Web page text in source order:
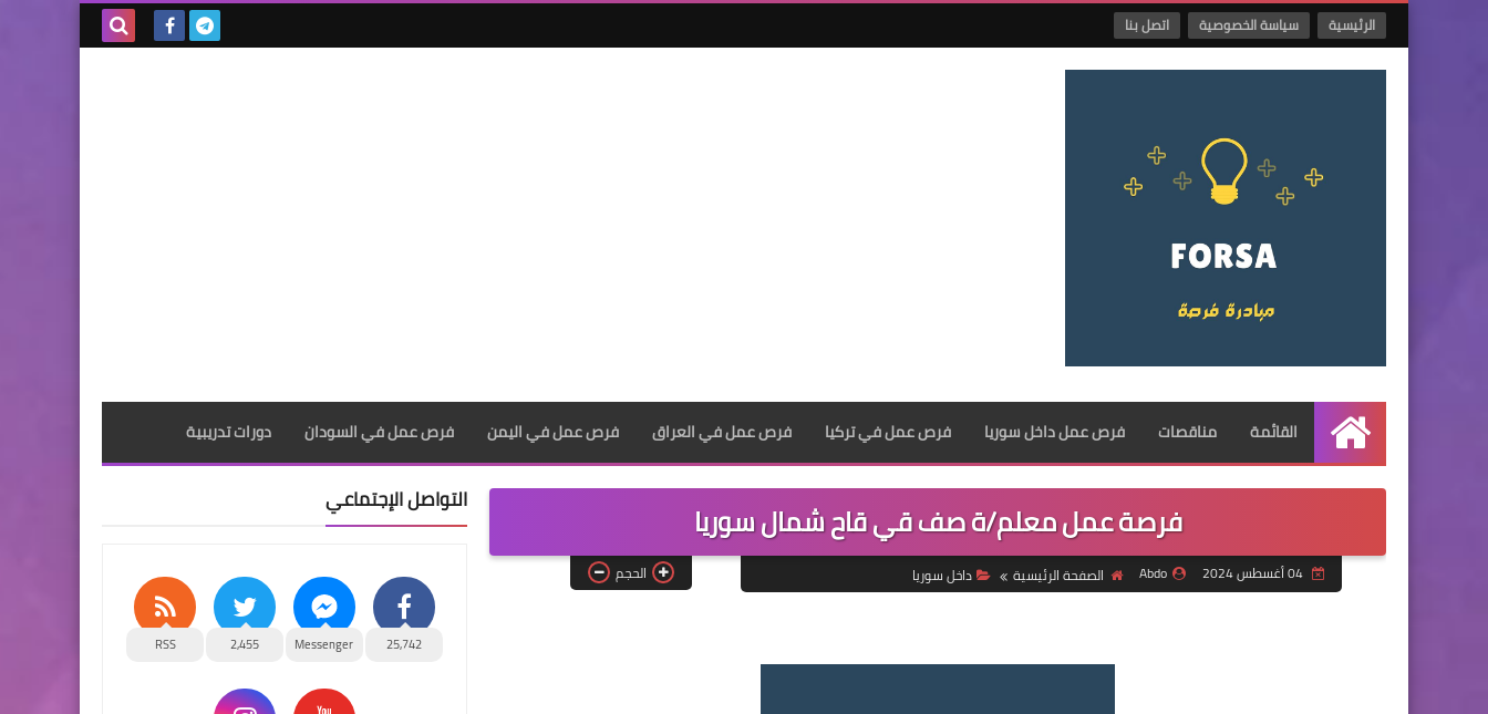
الرئيسية سياسة الخصوصية اتصل بنا
الرئيسية
القائمة مناقصات فرص عمل داخل سوريا فرص عمل في تركيا فرص عمل في العراق فرص عمل في اليمن فرص عمل في السودان دورات تدريبية
فرصة عمل معلم/ة صف قي قاح شمال سوريا
04 أغسطس 2024 Abdo الصفحة الرئيسية داخل سوريا الحجم
التواصل الإجتماعي
25,742
Messenger
2,455
RSS